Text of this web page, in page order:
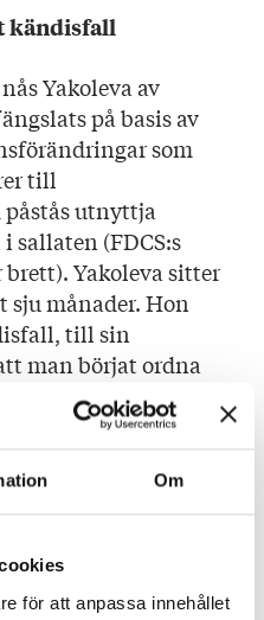
Om
för att anpassa innehållet
kändisfall
Yakoleva av
på basis av
som
till
påstås utnyttja
sallaten (FDCS:s
Yakoleva sitter
månader. Hon
till sin
man börjat ordna
gator för
men tillräckligt
till slut
en laglig kemikalie
fick nog.)